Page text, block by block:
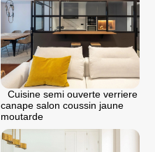
Cuisine semi ouverte verriere
canape salon coussin jaune
moutarde